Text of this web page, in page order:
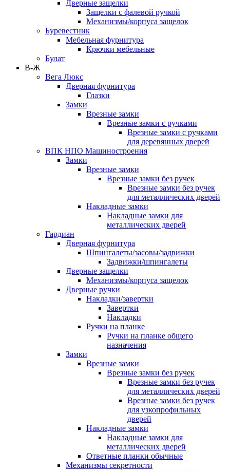
Дверные защелки
Защелки с фалевой ручкой
Механизмы/корпуса защелок
Буревестник
Мебельная фурнитура
Крючки мебельные
Булат
В-Ж
Вега Люкс
Дверная фурнитура
Глазки
Замки
Врезные замки
Врезные замки с ручками
Врезные замки с ручками
для деревянных дверей
ВПК НПО Машиностроения
Замки
Врезные замки
Врезные замки без ручек
Врезные замки без ручек
для металлических дверей
Накладные замки
Накладные замки для
металлических дверей
Гардиан
Дверная фурнитура
Шпингалеты/засовы/задвижки
Задвижки/шпингалеты
Дверные защелки
Механизмы/корпуса защелок
Дверные ручки
Накладки/завертки
Завертки
Накладки
Ручки на планке
Ручки на планке общего
назначения
Замки
Врезные замки
Врезные замки без ручек
Врезные замки без ручек
для металлических дверей
Врезные замки без ручек
для узкопрофильных
дверей
Накладные замки
Накладные замки для
металлических дверей
Ответные планки обычные
Механизмы секретности